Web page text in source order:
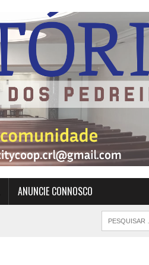
ANUNCIE CONNOSCO